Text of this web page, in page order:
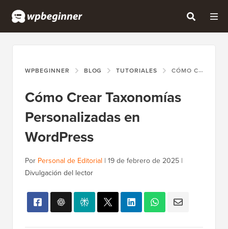
WPBEGINNER BLOG TUTORIALES CÓMO CREAR TAXONOMÍAS PERSONALIZADAS EN WORDPRESS
Cómo Crear Taxonomías
Personalizadas en
WordPress
Por Personal de Editorial | 19 de febrero de 2025 |
Divulgación del lector